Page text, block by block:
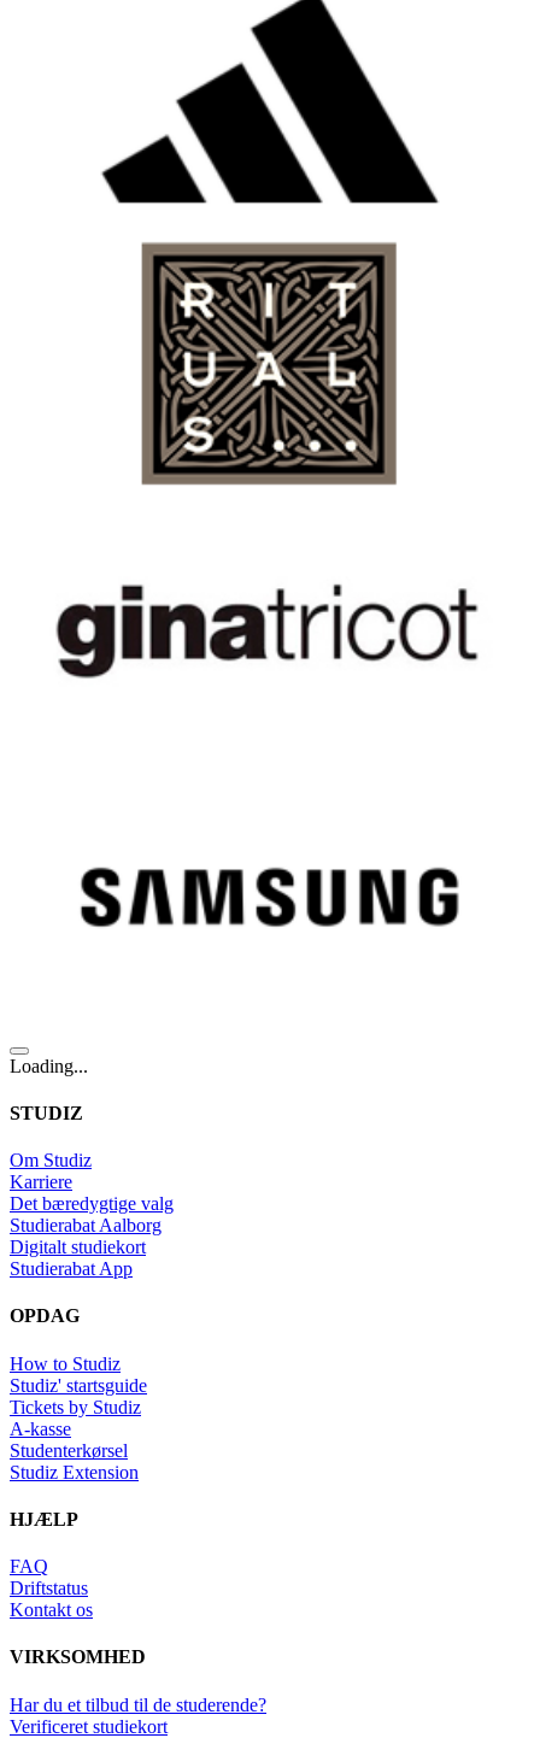
Loading...
STUDIZ
Om Studiz
Karriere
Det bæredygtige valg
Studierabat Aalborg
Digitalt studiekort
Studierabat App
OPDAG
How to Studiz
Studiz' startsguide
Tickets by Studiz
A-kasse
Studenterkørsel
Studiz Extension
HJÆLP
FAQ
Driftstatus
Kontakt os
VIRKSOMHED
Har du et tilbud til de studerende?
Verificeret studiekort